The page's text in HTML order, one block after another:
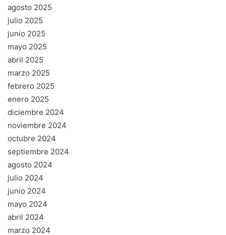
agosto 2025
julio 2025
junio 2025
mayo 2025
abril 2025
marzo 2025
febrero 2025
enero 2025
diciembre 2024
noviembre 2024
octubre 2024
septiembre 2024
agosto 2024
julio 2024
junio 2024
mayo 2024
abril 2024
marzo 2024